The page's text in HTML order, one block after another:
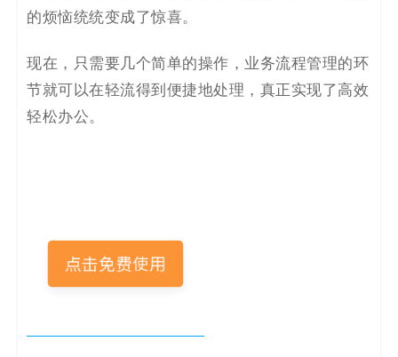
的烦恼统统变成了惊喜。
现在，只需要几个简单的操作，业务流程管理的环
节就可以在轻流得到便捷地处理，真正实现了高效
轻松办公。